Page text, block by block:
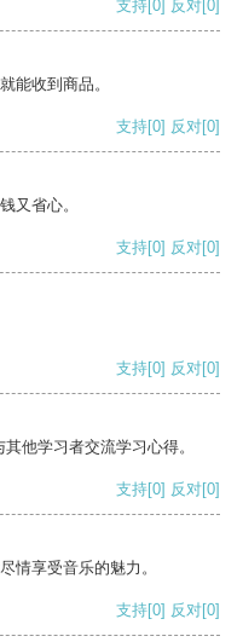
支持 [0] 反对 [0]
能收到商品。
支持[0] 反对[0]
又省心。
支持[0] 反对[0]
支持[0] 反对[0]
他学习者交流学习心得。
支持[0] 反对[0]
情享受音乐的魅力。
支持[0] 反对[0]